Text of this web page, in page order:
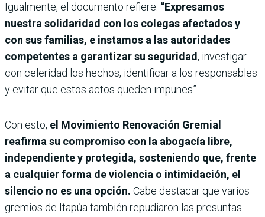
Igualmente, el documento refiere: “Expresamos
nuestra solidaridad con los colegas afectados y
con sus familias, e instamos a las autoridades
competentes a garantizar su seguridad, investigar
con celeridad los hechos, identificar a los responsables
y evitar que estos actos queden impunes”.
Con esto, el Movimiento Renovación Gremial
reafirma su compromiso con la abogacía libre,
independiente y protegida, sosteniendo que, frente
a cualquier forma de violencia o intimidación, el
silencio no es una opción. Cabe destacar que varios
gremios de Itapúa también repudiaron las presuntas